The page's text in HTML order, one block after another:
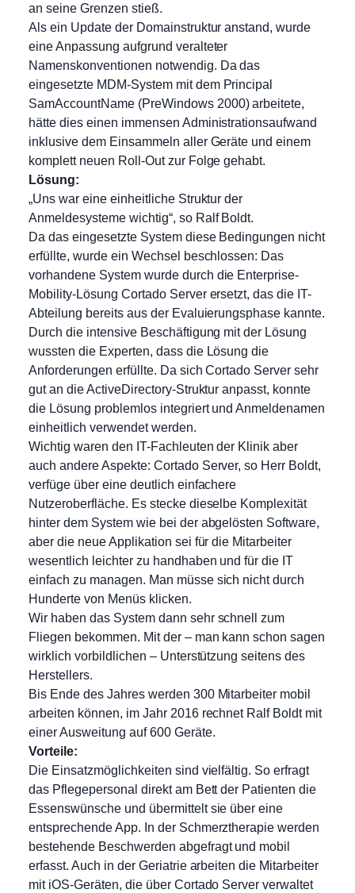
an seine Grenzen stieß.
Als ein Update der Domainstruktur anstand, wurde
eine Anpassung aufgrund veralteter
Namenskonventionen notwendig. Da das
eingesetzte MDM-System mit dem Principal
SamAccountName (PreWindows 2000) arbeitete,
hätte dies einen immensen Administrationsaufwand
inklusive dem Einsammeln aller Geräte und einem
komplett neuen Roll-Out zur Folge gehabt.
Lösung:
„Uns war eine einheitliche Struktur der
Anmeldesysteme wichtig“, so Ralf Boldt.
Da das eingesetzte System diese Bedingungen nicht
erfüllte, wurde ein Wechsel beschlossen: Das
vorhandene System wurde durch die Enterprise-
Mobility-Lösung Cortado Server ersetzt, das die IT-
Abteilung bereits aus der Evaluierungsphase kannte.
Durch die intensive Beschäftigung mit der Lösung
wussten die Experten, dass die Lösung die
Anforderungen erfüllte. Da sich Cortado Server sehr
gut an die ActiveDirectory-Struktur anpasst, konnte
die Lösung problemlos integriert und Anmeldenamen
einheitlich verwendet werden.
Wichtig waren den IT-Fachleuten der Klinik aber
auch andere Aspekte: Cortado Server, so Herr Boldt,
verfüge über eine deutlich einfachere
Nutzeroberfläche. Es stecke dieselbe Komplexität
hinter dem System wie bei der abgelösten Software,
aber die neue Applikation sei für die Mitarbeiter
wesentlich leichter zu handhaben und für die IT
einfach zu managen. Man müsse sich nicht durch
Hunderte von Menüs klicken.
Wir haben das System dann sehr schnell zum
Fliegen bekommen. Mit der – man kann schon sagen
wirklich vorbildlichen – Unterstützung seitens des
Herstellers.
Bis Ende des Jahres werden 300 Mitarbeiter mobil
arbeiten können, im Jahr 2016 rechnet Ralf Boldt mit
einer Ausweitung auf 600 Geräte.
Vorteile:
Die Einsatzmöglichkeiten sind vielfältig. So erfragt
das Pflegepersonal direkt am Bett der Patienten die
Essenswünsche und übermittelt sie über eine
entsprechende App. In der Schmerztherapie werden
bestehende Beschwerden abgefragt und mobil
erfasst. Auch in der Geriatrie arbeiten die Mitarbeiter
mit iOS-Geräten, die über Cortado Server verwaltet